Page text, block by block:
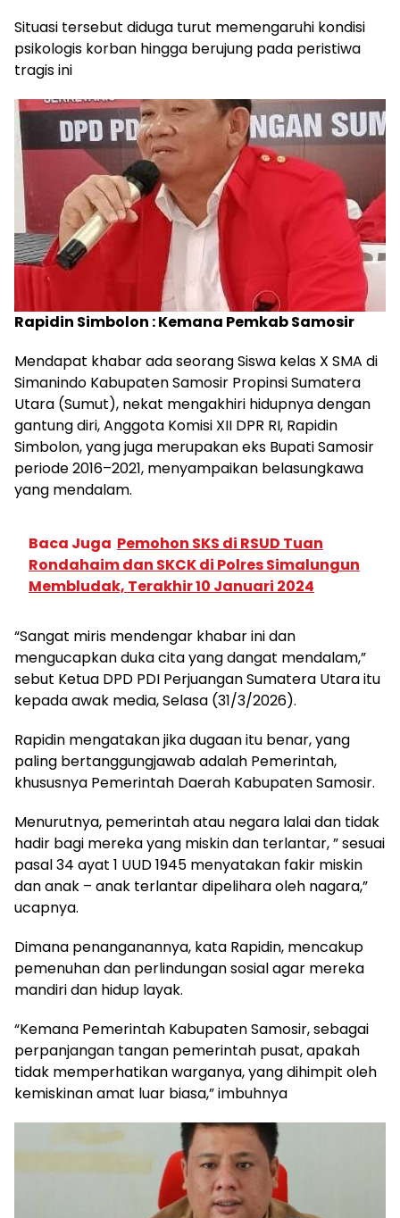
Situasi tersebut diduga turut memengaruhi kondisi
psikologis korban hingga berujung pada peristiwa
tragis ini
Rapidin Simbolon : Kemana Pemkab Samosir
Mendapat khabar ada seorang Siswa kelas X SMA di
Simanindo Kabupaten Samosir Propinsi Sumatera
Utara (Sumut), nekat mengakhiri hidupnya dengan
gantung diri, Anggota Komisi XII DPR RI, Rapidin
Simbolon, yang juga merupakan eks Bupati Samosir
periode 2016–2021, menyampaikan belasungkawa
yang mendalam.
Baca Juga Pemohon SKS di RSUD Tuan
Rondahaim dan SKCK di Polres Simalungun
Membludak, Terakhir 10 Januari 2024
“Sangat miris mendengar khabar ini dan
mengucapkan duka cita yang dangat mendalam,”
sebut Ketua DPD PDI Perjuangan Sumatera Utara itu
kepada awak media, Selasa (31/3/2026).
Rapidin mengatakan jika dugaan itu benar, yang
paling bertanggungjawab adalah Pemerintah,
khususnya Pemerintah Daerah Kabupaten Samosir.
Menurutnya, pemerintah atau negara lalai dan tidak
hadir bagi mereka yang miskin dan terlantar, ” sesuai
pasal 34 ayat 1 UUD 1945 menyatakan fakir miskin
dan anak – anak terlantar dipelihara oleh nagara,”
ucapnya.
Dimana penanganannya, kata Rapidin, mencakup
pemenuhan dan perlindungan sosial agar mereka
mandiri dan hidup layak.
“Kemana Pemerintah Kabupaten Samosir, sebagai
perpanjangan tangan pemerintah pusat, apakah
tidak memperhatikan warganya, yang dihimpit oleh
kemiskinan amat luar biasa,” imbuhnya